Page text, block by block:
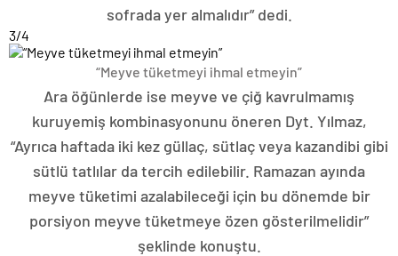
sofrada yer almalıdır” dedi.
3/4
“Meyve tüketmeyi ihmal etmeyin”
Ara öğünlerde ise meyve ve çiğ kavrulmamış
kuruyemiş kombinasyonunu öneren Dyt. Yılmaz,
“Ayrıca haftada iki kez güllaç, sütlaç veya kazandibi gibi
sütlü tatlılar da tercih edilebilir. Ramazan ayında
meyve tüketimi azalabileceği için bu dönemde bir
porsiyon meyve tüketmeye özen gösterilmelidir”
şeklinde konuştu.